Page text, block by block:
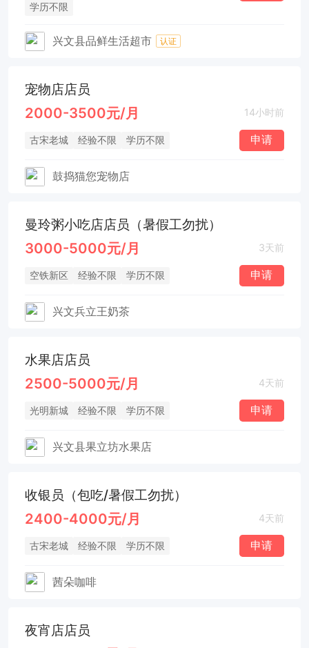
学历不限
兴文县品鲜生活超市 认证
宠物店店员
2000-3500元/月 14小时前
古宋老城 经验不限 学历不限 申请
鼓捣猫您宠物店
曼玲粥小吃店店员（暑假工勿扰）
3000-5000元/月 3天前
空铁新区 经验不限 学历不限 申请
兴文兵立王奶茶
水果店店员
2500-5000元/月 4天前
光明新城 经验不限 学历不限 申请
兴文县果立坊水果店
收银员（包吃/暑假工勿扰）
2400-4000元/月 4天前
古宋老城 经验不限 学历不限 申请
茜朵咖啡
夜宵店店员